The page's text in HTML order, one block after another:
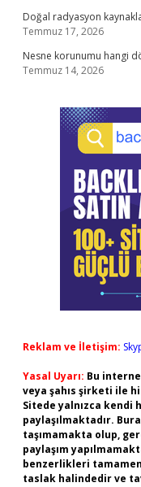
Doğal radyasyon
Temmuz 17, 2026
Nesne korunumu hangi
Temmuz 14, 2026
Reklam ve İletişim:
Yasal Uyarı: Bu
veya şahıs şirketi ile
Sitede yalnızca kendi
paylaşılmaktadır.
taşımamakta olup,
paylaşım
benzerlikleri
taslak halindedir ve